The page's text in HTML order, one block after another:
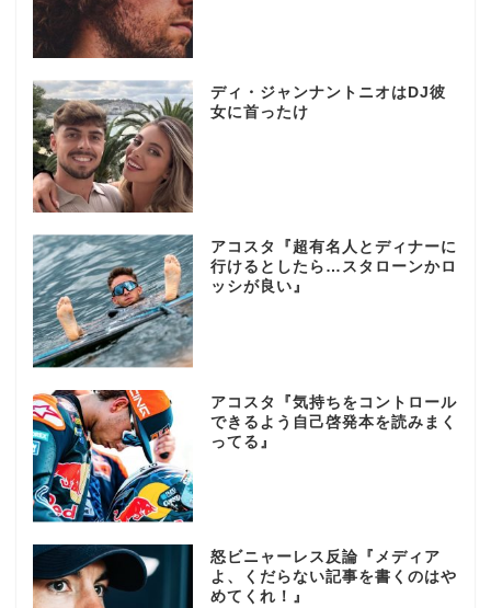
ディ・ジャンナントニオはDJ彼
女に首ったけ
アコスタ『超有名人とディナーに
行けるとしたら…スタローンかロ
ッシが良い』
アコスタ『気持ちをコントロール
できるよう自己啓発本を読みまく
ってる』
怒ビニャーレス反論『メディア
よ、くだらない記事を書くのはや
めてくれ！』